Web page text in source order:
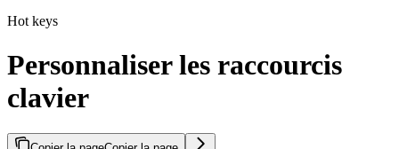
Hot keys
Personnaliser les raccourcis
clavier